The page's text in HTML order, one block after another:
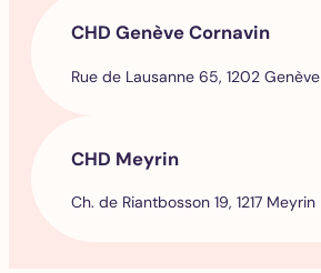
CHD Genève Cornavin
Rue de Lausanne 65, 1202 Genève
CHD Meyrin
Ch. de Riantbosson 19, 1217 Meyrin